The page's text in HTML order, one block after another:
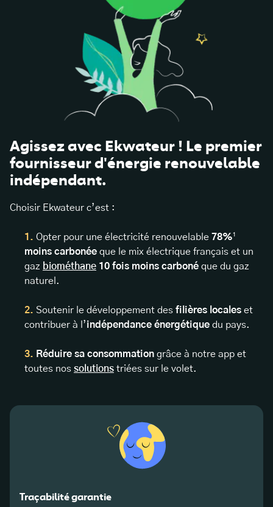
Agissez avec Ekwateur ! Le premier
fournisseur d'énergie renouvelable
indépendant.
Choisir Ekwateur c’est :
Opter pour une électricité renouvelable 78%¹
moins carbonée que le mix électrique français et un
gaz biométhane 10 fois moins carboné que du gaz
naturel.
Soutenir le développement des filières locales et
contribuer à l’indépendance énergétique du pays.
Réduire sa consommation grâce à notre app et
toutes nos solutions triées sur le volet.
Traçabilité garantie